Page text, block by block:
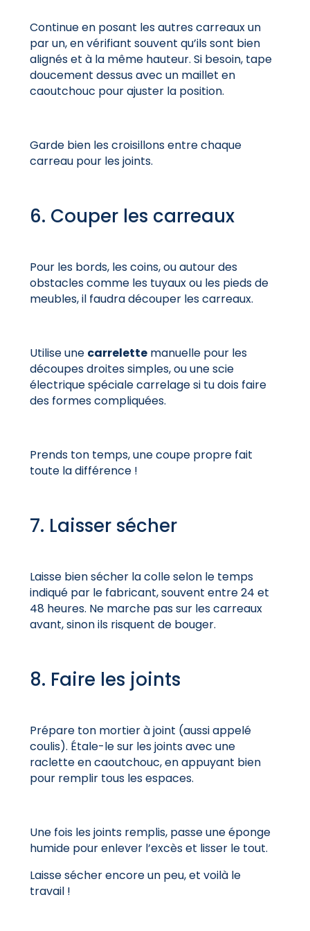
Continue en posant les autres carreaux un
par un, en vérifiant souvent qu’ils sont bien
alignés et à la même hauteur. Si besoin, tape
doucement dessus avec un maillet en
caoutchouc pour ajuster la position.
Garde bien les croisillons entre chaque
carreau pour les joints.
6. Couper les carreaux
Pour les bords, les coins, ou autour des
obstacles comme les tuyaux ou les pieds de
meubles, il faudra découper les carreaux.
Utilise une carrelettemanuelle pour les
découpes droites simples, ou une scie
électrique spéciale carrelage si tu dois faire
des formes compliquées.
Prends ton temps, une coupe propre fait
toute la différence !
7. Laisser sécher
Laisse bien sécher la colle selon le temps
indiqué par le fabricant, souvent entre 24 et
48 heures. Ne marche pas sur les carreaux
avant, sinon ils risquent de bouger.
8. Faire les joints
Prépare ton mortier à joint (aussi appelé
coulis). Étale-le sur les joints avec une
raclette en caoutchouc, en appuyant bien
pour remplir tous les espaces.
Une fois les joints remplis, passe une éponge
humide pour enlever l’excès et lisser le tout.
Laisse sécher encore un peu, et voilà le
travail !